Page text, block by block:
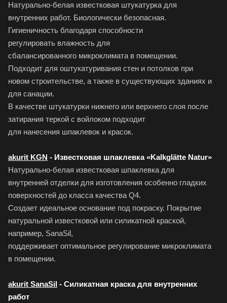
Натурально-белая известковая штукатурка для
внутренних работ. Биологически безопасная.
Гигиеничность благодаря способности
регулировать влажность для
сбалансированного микроклимата в помещении.
Подходит для оштукатуривания стен и потолков при
новом строительстве, а также в существующих зданиях и
для санации.
В качестве штукатурки нижнего или верхнего слоя после
затирания теркой с войлоком подходит
для нанесения шпаклевок и красок.
akurit KGN - Известковая шпаклевка «Kalkglätte Natur»
Натурально-белая известковая шпаклевка для
внутренней отделки для изготовления особенно гладких
поверхностей до класса качества Q4.
Создает идеальное основание под покраску. Покрытие
натуральной известковой или силикатной краской,
например, SanaSil,
поддерживает оптимальное регулирование микроклимата
в помещении.
akurit SanaSil - Силикатная краска для внутренних
работ